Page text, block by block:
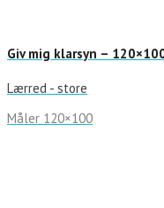
Giv mig klarsyn –
Lærred - store
Måler 120×100